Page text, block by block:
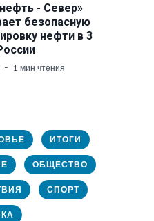
- Север»
безопасную
нефти в 3
1 мин чтения
ИТОГИ
ОБЩЕСТВО
СПОРТ